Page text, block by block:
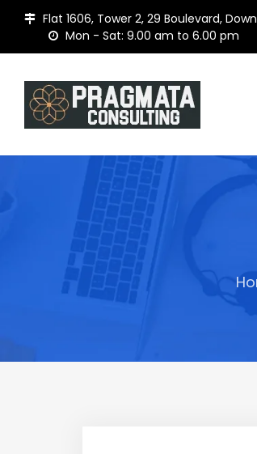
Flat 1606, Tower 2, 29 Boulevard,
Mon - Sat: 9.00 am to 6.00 pm